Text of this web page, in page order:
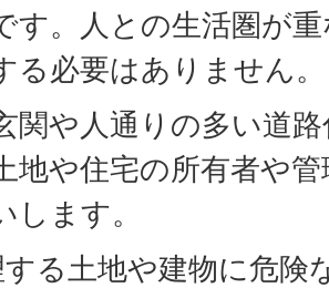
す。人との生活圏が
る必要はありません。
関や人通りの多い道
地や住宅の所有者や
します。
る土地や建物に危険